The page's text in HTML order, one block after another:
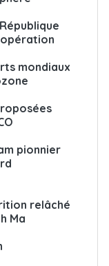
mondiaux
pionnier
relâché
Ma